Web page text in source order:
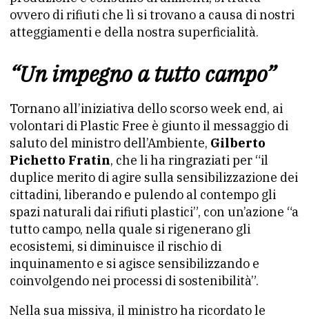
ovvero di rifiuti che lì si trovano a causa di nostri
atteggiamenti e della nostra superficialità.
“Un impegno a tutto campo”
Tornano all’iniziativa dello scorso week end, ai
volontari di Plastic Free è giunto il messaggio di
saluto del ministro dell’Ambiente, Gilberto
Pichetto Fratin, che li ha ringraziati per “il
duplice merito di agire sulla sensibilizzazione dei
cittadini, liberando e pulendo al contempo gli
spazi naturali dai rifiuti plastici”, con un’azione “a
tutto campo, nella quale si rigenerano gli
ecosistemi, si diminuisce il rischio di
inquinamento e si agisce sensibilizzando e
coinvolgendo nei processi di sostenibilità”.
Nella sua missiva, il ministro ha ricordato le